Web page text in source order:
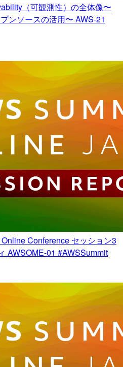
（可観測性）の全体像〜
ンソースの活用〜 AWS-21
Conference セッション3
AWSOME-01 #AWSSummit